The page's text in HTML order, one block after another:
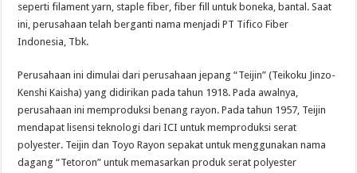
seperti filament yarn, staple fiber, fiber fill untuk boneka, bantal. Saat
ini, perusahaan telah berganti nama menjadi PT Tifico Fiber
Indonesia, Tbk.
Perusahaan ini dimulai dari perusahaan jepang “Teijin” (Teikoku Jinzo-
Kenshi Kaisha) yang didirikan pada tahun 1918. Pada awalnya,
perusahaan ini memproduksi benang rayon. Pada tahun 1957, Teijin
mendapat lisensi teknologi dari ICI untuk memproduksi serat
polyester. Teijin dan Toyo Rayon sepakat untuk menggunakan nama
dagang “Tetoron” untuk memasarkan produk serat polyester